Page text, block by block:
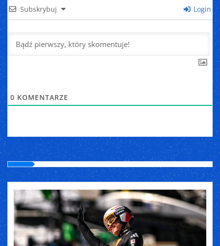
Subskrybuj Login
0 KOMENTARZE